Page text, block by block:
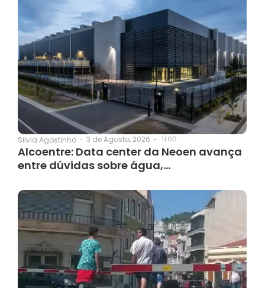
Silvia Agostinho - 3 de Agosto, 2026 - 11:00
Alcoentre: Data center da Neoen avança
entre dúvidas sobre água,…